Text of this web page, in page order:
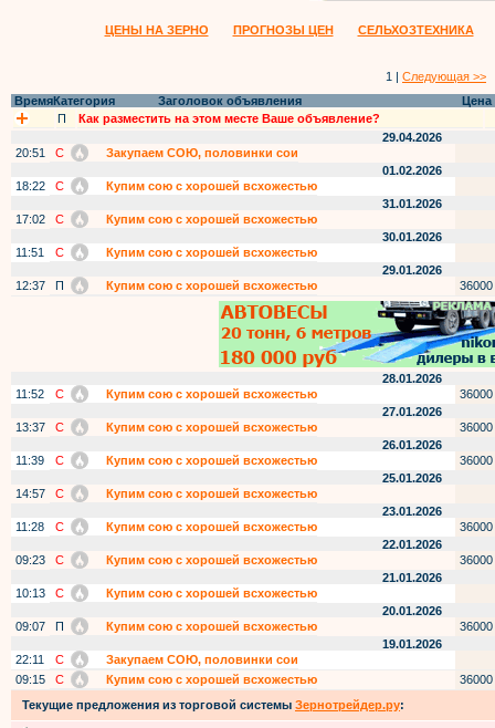
ЦЕНЫ НА ЗЕРНО ПРОГНОЗЫ ЦЕН СЕЛЬХОЗТЕХНИКА
1 | Следующая >>
ВремяКатегория Заголовок объявления
Цена
П
Как разместить на этом месте Ваше объявление?
29.04.2026
20:51
С
Закупаем СОЮ, половинки сои
01.02.2026
18:22
С
Купим сою с хорошей всхожестью
31.01.2026
17:02
С
Купим сою с хорошей всхожестью
30.01.2026
11:51
С
Купим сою с хорошей всхожестью
29.01.2026
12:37
П Купим сою с хорошей всхожестью 36000
28.01.2026
11:52
С Купим сою с хорошей всхожестью
36000
27.01.2026
13:37
С Купим сою с хорошей всхожестью
36000
26.01.2026
11:39
С Купим сою с хорошей всхожестью
36000
25.01.2026
14:57
С
Купим сою с хорошей всхожестью
23.01.2026
11:28
С Купим сою с хорошей всхожестью
36000
22.01.2026
09:23
С Купим сою с хорошей всхожестью
36000
21.01.2026
10:13
С
Купим сою с хорошей всхожестью
20.01.2026
09:07
П Купим сою с хорошей всхожестью
36000
19.01.2026
22:11
С
Закупаем СОЮ, половинки сои
09:15
С Купим сою с хорошей всхожестью
36000
Текущие предложения из торговой системы Зернотрейдер.ру: